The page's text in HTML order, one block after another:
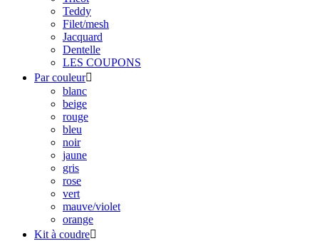
Teddy
Filet/mesh
Jacquard
Dentelle
LES COUPONS
Par couleur
blanc
beige
rouge
bleu
noir
jaune
gris
rose
vert
mauve/violet
orange
Kit à coudre